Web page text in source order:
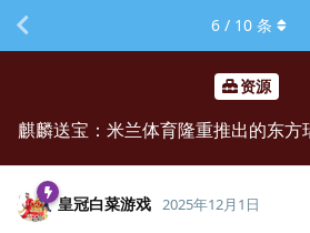
资源
麒麟送宝：米兰体育隆重推出的东
6 / 10 条
皇冠白菜游戏 2025年12月1日